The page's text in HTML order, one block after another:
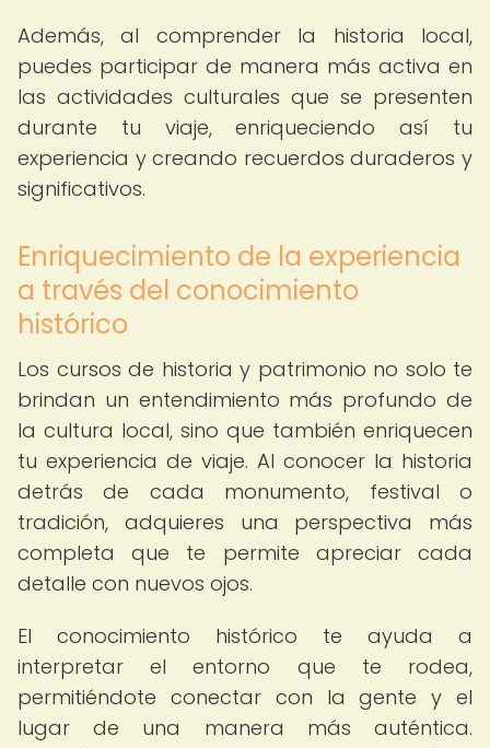
Además, al comprender la historia local,
puedes participar de manera más activa en
las actividades culturales que se presenten
durante tu viaje, enriqueciendo así tu
experiencia y creando recuerdos duraderos y
significativos.
Enriquecimiento de la experiencia
a través del conocimiento
histórico
Los cursos de historia y patrimonio no solo te
brindan un entendimiento más profundo de
la cultura local, sino que también enriquecen
tu experiencia de viaje. Al conocer la historia
detrás de cada monumento, festival o
tradición, adquieres una perspectiva más
completa que te permite apreciar cada
detalle con nuevos ojos.
El conocimiento histórico te ayuda a
interpretar el entorno que te rodea,
permitiéndote conectar con la gente y el
lugar de una manera más auténtica.